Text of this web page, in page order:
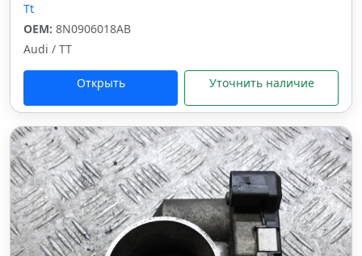
Tt
OEM: 8N0906018AB
Audi / TT
Открыть Уточнить наличие